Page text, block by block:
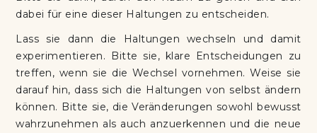
dabei für eine dieser Haltungen zu entscheiden.
Lass sie dann die Haltungen wechseln und damit
experimentieren. Bitte sie, klare Entscheidungen zu
treffen, wenn sie die Wechsel vornehmen. Weise sie
darauf hin, dass sich die Haltungen von selbst ändern
können. Bitte sie, die Veränderungen sowohl bewusst
wahrzunehmen als auch anzuerkennen und die neue